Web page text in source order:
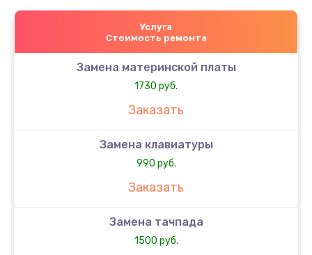
Услуга
Стоимость ремонта
Замена материнской платы
1730 руб.
Заказать
Замена клавиатуры
990 руб.
Заказать
Замена тачпада
1500 руб.